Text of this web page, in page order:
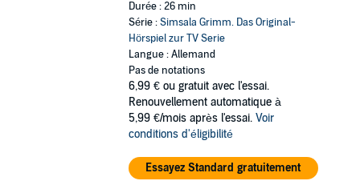
Durée : 26 min
Série :Simsala Grimm. Das Original-
Hörspiel zur TV Serie
Langue : Allemand
Pas de notations
6,99 € ou gratuit avec l'essai.
Renouvellement automatique à
5,99 €/mois après l'essai. Voir
conditions d'éligibilité
Essayez Standard gratuitement